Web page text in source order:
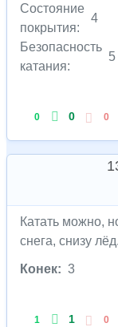
Состояние
покрытия:
4
Безопасность
катания:
5
0 0 0
Катать можно,
снега, снизу лёд.
Конек: 3
1 1 0